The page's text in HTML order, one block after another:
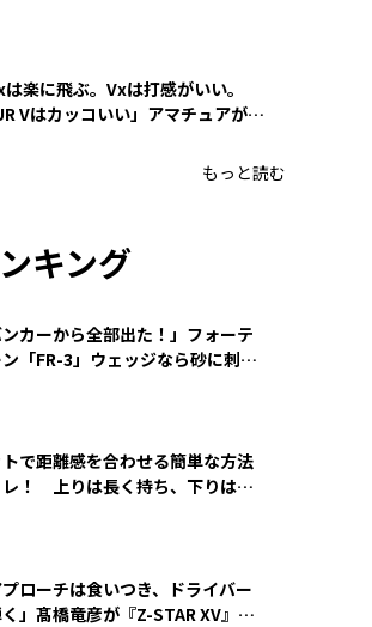
は楽に飛ぶ。Vxは打感がいい。
Vはカッコいい」アマチュアが選
もっと読む
キング
ンカーから全部出た！」フォーテ
「FR-3」ウェッジなら砂に刺さ
で距離感を合わせる簡単な方法
レ！ 上りは長く持ち、下りは短
プローチは食いつき、ドライバー
」髙橋竜彦が『Z-STAR XV』を